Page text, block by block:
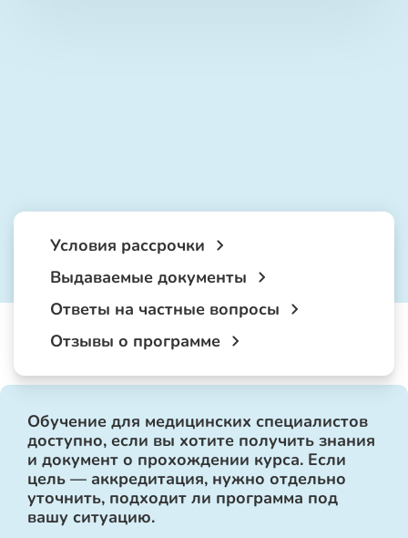
Условия рассрочки
Выдаваемые документы
Ответы на частные вопросы
Отзывы о программе
Обучение для медицинских специалистов
доступно, если вы хотите получить знания
и документ о прохождении курса. Если
цель — аккредитация, нужно отдельно
уточнить, подходит ли программа под
вашу ситуацию.